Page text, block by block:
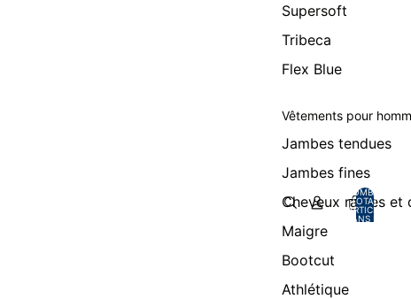
Supersoft
Tribeca
Flex Blue
Vêtements pour
Jambes tendues
Jambes fines
Cheveux raides et
Maigre
Bootcut
Athlétique
NOMBRE
TOTAL
D’ARTICLES
DANS LE